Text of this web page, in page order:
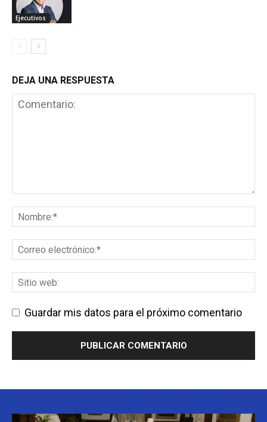
Ejecutivos
DEJA UNA RESPUESTA
Guardar mis datos para el próximo comentario